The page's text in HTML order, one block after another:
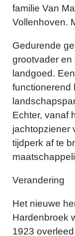
familie Van
Vollenhoven.
Gedurende
grootvader en
landgoed.
functionerend
Echter, vanaf
jachtopziener
tijdperk af te
Verandering
Het nieuwe
Hardenbroek
1923